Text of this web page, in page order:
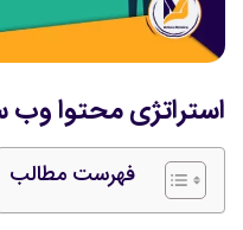
استراتژی محتوا
فهرست مطالب